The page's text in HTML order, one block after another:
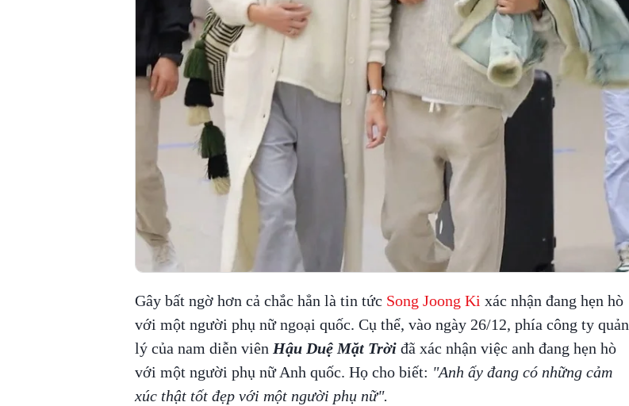
Gây bất ngờ hơn cả chắc hẳn là tin tức Song Joong Ki xác nhận đang hẹn hò
với một người phụ nữ ngoại quốc. Cụ thể, vào ngày 26/12, phía công ty quản
lý của nam diễn viên Hậu Duệ Mặt Trời đã xác nhận việc anh đang hẹn hò
với một người phụ nữ Anh quốc. Họ cho biết: "Anh ấy đang có những cảm
xúc thật tốt đẹp với một người phụ nữ".